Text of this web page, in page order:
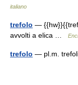
italiano
trefolo —
avvolti a elica …
trefolo — pl.m.